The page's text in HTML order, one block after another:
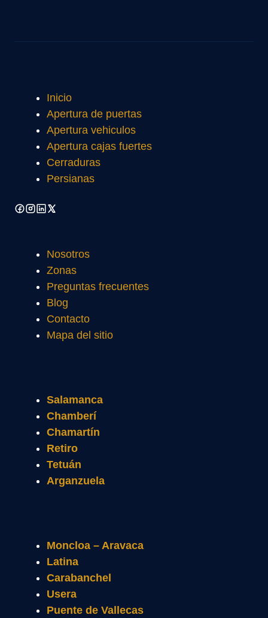
Inicio
Apertura de puertas
Apertura vehiculos
Apertura cajas fuertes
Cerraduras
Persianas
Nosotros
Zonas
Preguntas frecuentes
Blog
Contacto
Mapa del sitio
Salamanca
Chamberí
Chamartín
Retiro
Tetuán
Arganzuela
Moncloa – Aravaca
Latina
Carabanchel
Usera
Puente de Vallecas